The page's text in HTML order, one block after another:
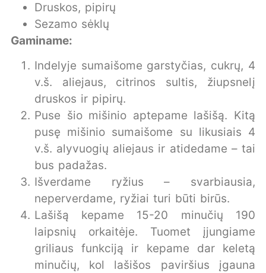
Druskos, pipirų
Sezamo sėklų
Gaminame:
Indelyje sumaišome garstyčias, cukrų, 4
v.š. aliejaus, citrinos sultis, žiupsnelį
druskos ir pipirų.
Puse šio mišinio aptepame lašišą. Kitą
pusę mišinio sumaišome su likusiais 4
v.š. alyvuogių aliejaus ir atidedame – tai
bus padažas.
Išverdame ryžius – svarbiausia,
neperverdame, ryžiai turi būti birūs.
Lašišą kepame 15-20 minučių 190
laipsnių orkaitėje. Tuomet įjungiame
griliaus funkciją ir kepame dar keletą
minučių, kol lašišos paviršius įgauna